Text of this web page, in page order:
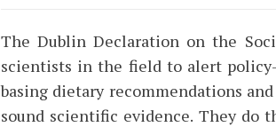
The Dublin Declaration on the
scientists in the field to alert
basing dietary recommendations
sound scientific evidence. They do